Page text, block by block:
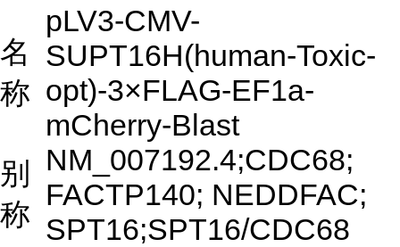
名
称
pLV3-CMV-
SUPT16H(human-Toxic-
opt)-3×FLAG-EF1a-
mCherry-Blast
别
称
NM_007192.4;CDC68;
FACTP140; NEDDFAC;
SPT16;SPT16/CDC68